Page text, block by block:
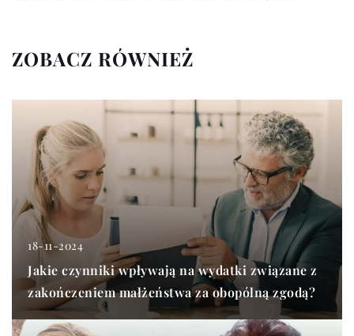
ZOBACZ RÓWNIEŻ
18-11-2024
Jakie czynniki wpływają na wydatki związane z
zakończeniem małżeństwa za obopólną zgodą?